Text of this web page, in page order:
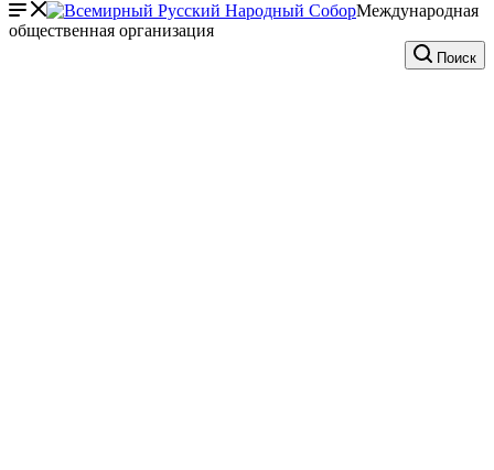
Международная
общественная организация
Поиск